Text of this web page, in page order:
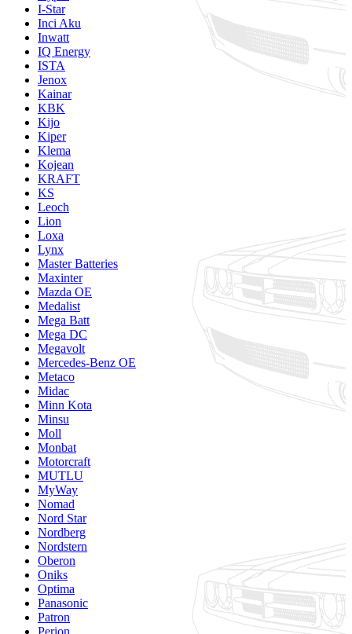
I-Star
Inci Aku
Inwatt
IQ Energy
ISTA
Jenox
Kainar
KBK
Kijo
Kiper
Klema
Kojean
KRAFT
KS
Leoch
Lion
Loxa
Lynx
Master Batteries
Maxinter
Mazda OE
Medalist
Mega Batt
Mega DC
Megavolt
Mercedes-Benz OE
Metaco
Midac
Minn Kota
Minsu
Moll
Monbat
Motorcraft
MUTLU
MyWay
Nomad
Nord Star
Nordberg
Nordstern
Oberon
Oniks
Optima
Panasonic
Patron